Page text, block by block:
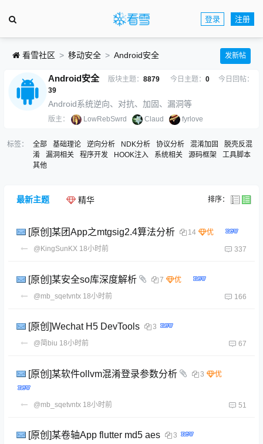
登录 注册
看雪社区 移动安全 Android安全 发新帖
Android安全 版块主题： 8879 今日主题： 0
今日回帖：
39
Android系统逆向、对抗、加固、漏洞等
版主： LowRebSwrd Claud fyrlove
标签： 全部 基础理论 逆向分析 NDK分析 协议分析 混淆加固
脱壳反混
淆
漏洞相关 程序开发 HOOK注入 系统相关 源码框架
工具脚本
其他
最新主题 精华 排序：
[原创]某团App之mtgsig2.4算法分析
14
@KingSunKX 18小时前 337
[原创]某安全so库深度解析
7
@mb_sqetvntx 18小时前 166
[原创]Wechat H5 DevTools
3
@简biu 18小时前 67
[原创]某软件ollvm混淆登录参数分析 3
@mb_sqetvntx 18小时前 51
[原创]某卷轴App flutter md5 aes
3